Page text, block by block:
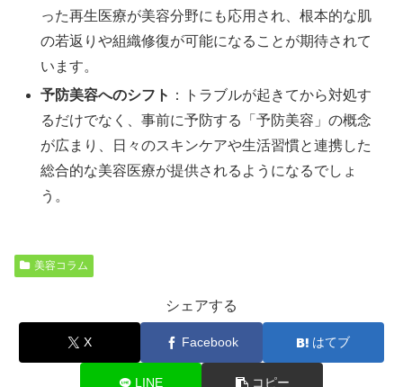
った再生医療が美容分野にも応用され、根本的な肌
の若返りや組織修復が可能になることが期待されて
います。
予防美容へのシフト ：トラブルが起きてから対処す
るだけでなく、事前に予防する「予防美容」の概念
が広まり、日々のスキンケアや生活習慣と連携した
総合的な美容医療が提供されるようになるでしょ
う。
美容コラム
シェアする
X Facebook はてブ
LINE コピー